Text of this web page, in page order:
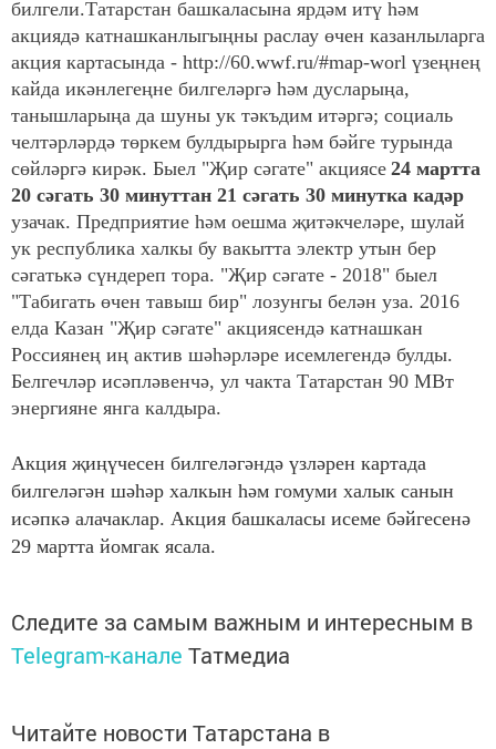
билгели.Татарстан башкаласына ярдәм итү һәм
акциядә катнашканлыгыңны раслау өчен казанлыларга
акция картасында - http://60.wwf.ru/#map-worl үзеңнең
кайда икәнлегеңне билгеләргә һәм дусларыңа,
танышларыңа да шуны ук тәкъдим итәргә; социаль
челтәрләрдә төркем булдырырга һәм бәйге турында
сөйләргә кирәк. Быел "Җир сәгате" акциясе 24 мартта
20 сәгать 30 минуттан 21 сәгать 30 минутка кадәр
узачак. Предприятие һәм оешма җитәкчеләре, шулай
ук республика халкы бу вакытта электр утын бер
сәгатькә сүндереп тора. "Җир сәгате - 2018" быел
"Табигать өчен тавыш бир" лозунгы белән уза. 2016
елда Казан "Җир сәгате" акциясендә катнашкан
Россиянең иң актив шәһәрләре исемлегендә булды.
Белгечләр исәпләвенчә, ул чакта Татарстан 90 МВт
энергияне янга калдыра.
Акция җиңүчесен билгеләгәндә үзләрен картада
билгеләгән шәһәр халкын һәм гомуми халык санын
исәпкә алачаклар. Акция башкаласы исеме бәйгесенә
29 мартта йомгак ясала.
Следите за самым важным и интересным в
Telegram-канале Татмедиа
Читайте новости Татарстана в